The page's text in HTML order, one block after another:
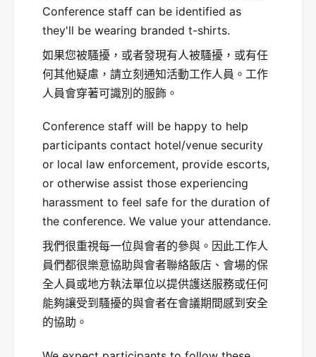
Conference staff can be identified as
they'll be wearing branded t-shirts.
如果您被騷擾，或者發現有人被騷擾，或有任
何其他疑慮，請立刻通知活動工作人員。工作
人員會穿著可識別的服飾。
Conference staff will be happy to help
participants contact hotel/venue security
or local law enforcement, provide escorts,
or otherwise assist those experiencing
harassment to feel safe for the duration of
the conference. We value your attendance.
我們很重視每一位與會者的參與。因此工作人
員們都很樂意協助與會者聯絡飯店、會場的保
全人員或地方執法單位以提供護送服務或任何
能夠讓受到騷擾的與會者在會議期間感到安全
的協助。